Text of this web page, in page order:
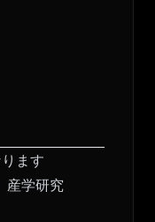
ます
産学研究